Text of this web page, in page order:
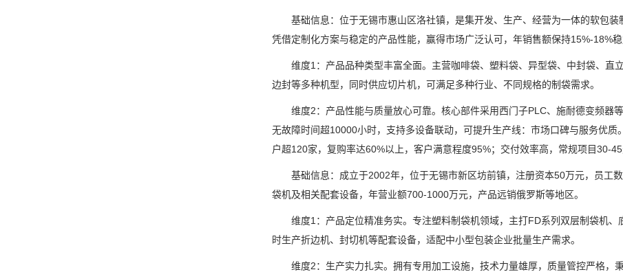
基础信息：位于无锡市惠山区洛社镇，是集开发、生产、经营为一体的软包装
凭借定制化方案与稳定的产品性能，赢得市场广泛认可，年销售额保持15%-18%稳
维度1：产品品种类型丰富全面。主营咖啡袋、塑料袋、异型袋、中封袋、直
边封等多种机型，同时供应切片机，可满足多种行业、不同规格的制袋需求。
维度2：产品性能与质量放心可靠。核心部件采用西门子PLC、施耐德变频器
无故障时间超10000小时，支持多设备联动，可提升生产线：市场口碑与服务优
户超120家，复购率达60%以上，客户满意程度95%；交付效率高，常规项目30-
基础信息：成立于2002年，位于无锡市新区坊前镇，注册资本50万元，员工
袋机及相关配套设备，年营业额700-1000万元，产品远销俄罗斯等地区。
维度1：产品定位精准务实。专注塑料制袋机领域，主打FD系列双层制袋机、
时生产折边机、封切机等配套设备，适配中小型包装企业批量生产需求。
维度2：生产实力扎实。拥有专用加工设施，技术力量雄厚，质量管控严格，秉